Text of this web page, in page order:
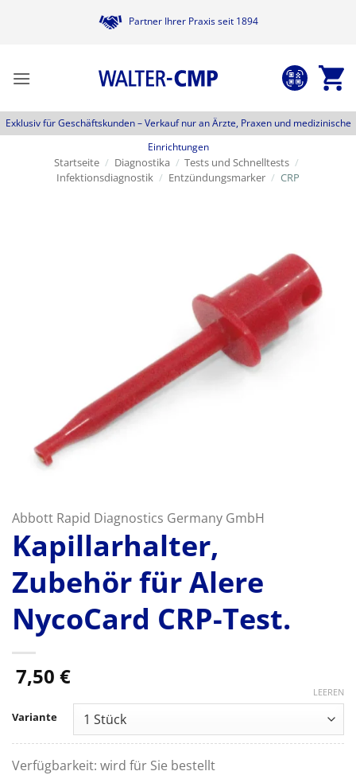
Partner Ihrer Praxis seit 1894
Exklusiv für Geschäftskunden –Verkauf nur an Ärzte, Praxen und medizinische
Einrichtungen
Startseite / Diagnostika / Tests und Schnelltests /
Infektionsdiagnostik / Entzündungsmarker / CRP
Abbott Rapid Diagnostics Germany GmbH
Kapillarhalter,
Zubehör für Alere
NycoCard CRP-Test.
7,50 €
Variante
LEEREN
Verfügbarkeit: wird für Sie bestellt